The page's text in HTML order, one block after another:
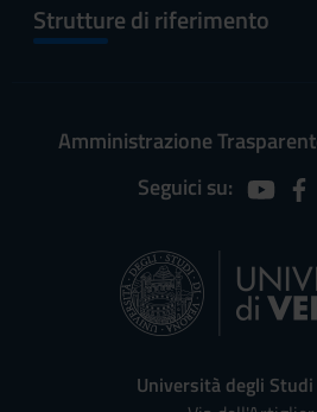
Strutture di riferimento
Amministrazione
Seguici su:
Università degli